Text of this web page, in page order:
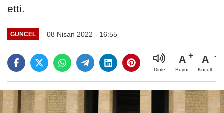
etti.
GÜNCEL 08 Nisan 2022 - 16:55
Dinle
A
Büyüt
A
Küçült